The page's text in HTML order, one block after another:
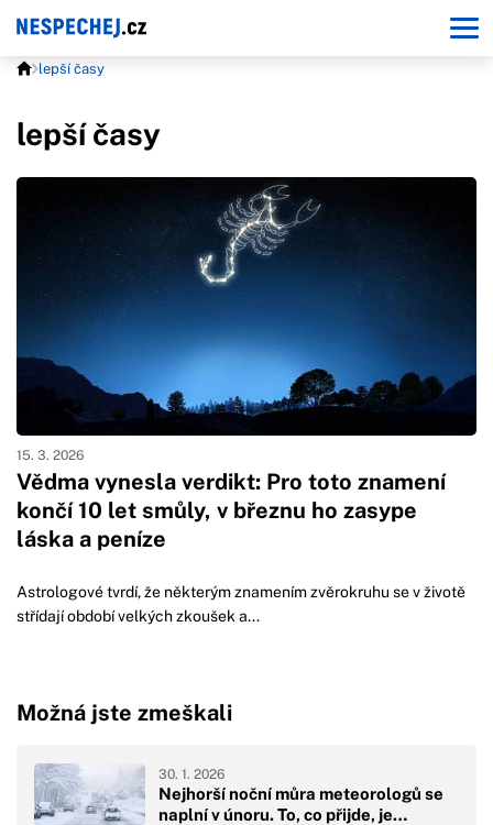
lepší časy
lepší časy
Vědma vynesla verdikt: Pro toto znamení
končí 10 let smůly, v březnu ho zasype
láska a peníze
15. 3. 2026
Astrologové tvrdí, že některým znamením zvěrokruhu se v životě
střídají období velkých zkoušek a...
Možná jste zmeškali
Nejhorší noční můra meteorologů se
naplní v únoru. To, co přijde, je…
30. 1. 2026